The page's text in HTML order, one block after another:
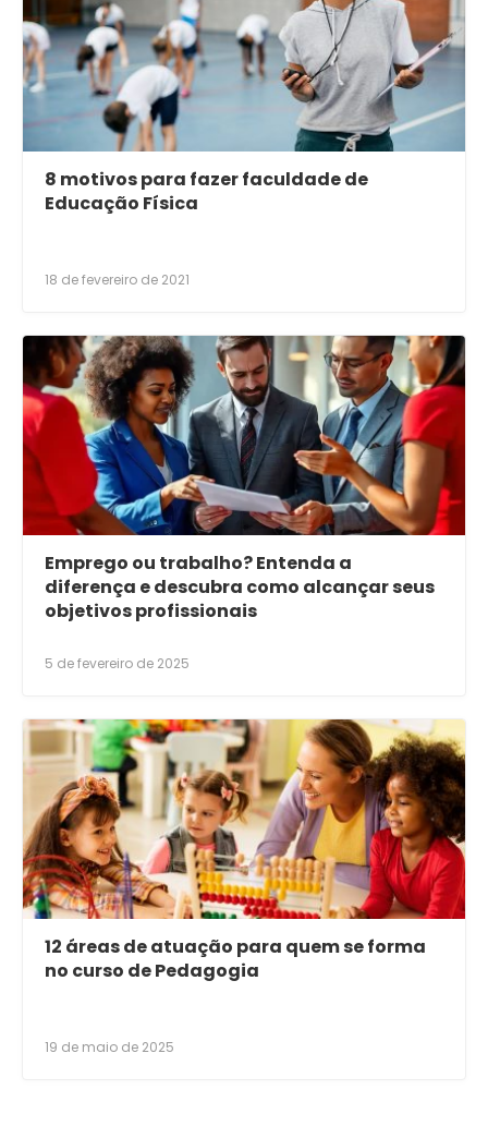
8 motivos para fazer faculdade de
Educação Física
18 de fevereiro de 2021
Emprego ou trabalho? Entenda a
diferença e descubra como alcançar seus
objetivos profissionais
5 de fevereiro de 2025
12 áreas de atuação para quem se forma
no curso de Pedagogia
19 de maio de 2025